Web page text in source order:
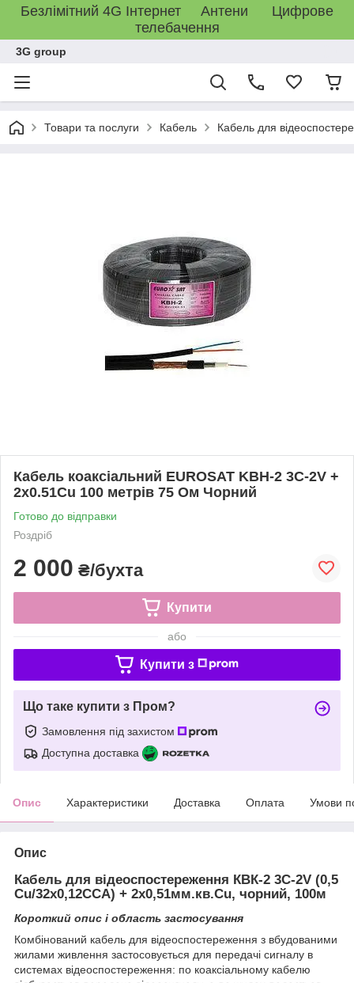
Безлімітний 4G Інтернет Антени Цифрове
телебачення
3G group
Товари та послуги Кабель Кабель для
Кабель коаксіальний EUROSAT KBH-2 3C-2V +
2x0.51Cu 100 метрів 75 Ом Чорний
Готово до відправки
Роздріб
2 000 ₴/бухта
Купити
або
Купити з
Що таке купити з Пром?
Замовлення під захистом
Доступна доставка
Опис Характеристики Доставка Оплата Умови
Опис
Кабель для відеоспостереження КВК-2 3C-2V (0,5
Сu/32x0,12CCA) + 2x0,51мм.кв.Cu, чорний, 100м
Короткий опис і область застосування
Комбінований кабель для відеоспостереження з вбудованими
жилами живлення застосовується для передачі сигналу в
системах відеоспостереження: по коаксіальному кабелю